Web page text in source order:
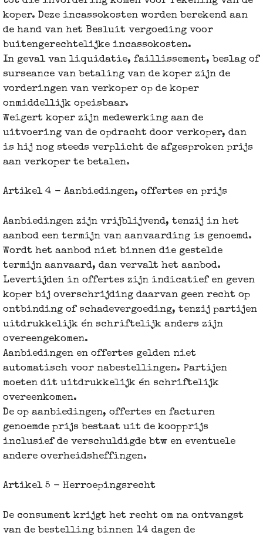
koper. Deze incassokosten worden berekend aan
de hand van het Besluit vergoeding voor
buitengerechtelijke incassokosten.
In geval van liquidatie, faillissement, beslag of
surseance van betaling van de koper zijn de
vorderingen van verkoper op de koper
onmiddellijk opeisbaar.
Weigert koper zijn medewerking aan de
uitvoering van de opdracht door verkoper, dan
is hij nog steeds verplicht de afgesproken prijs
aan verkoper te betalen.
Artikel 4 - Aanbiedingen, offertes en prijs
Aanbiedingen zijn vrijblijvend, tenzij in het
aanbod een termijn van aanvaarding is genoemd.
Wordt het aanbod niet binnen die gestelde
termijn aanvaard, dan vervalt het aanbod.
Levertijden in offertes zijn indicatief en geven
koper bij overschrijding daarvan geen recht op
ontbinding of schadevergoeding, tenzij partijen
uitdrukkelijk én schriftelijk anders zijn
overeengekomen.
Aanbiedingen en offertes gelden niet
automatisch voor nabestellingen. Partijen
moeten dit uitdrukkelijk én schriftelijk
overeenkomen.
De op aanbiedingen, offertes en facturen
genoemde prijs bestaat uit de koopprijs
inclusief de verschuldigde btw en eventuele
andere overheidsheffingen.
Artikel 5 - Herroepingsrecht
De consument krijgt het recht om na ontvangst
van de bestelling binnen 14 dagen de